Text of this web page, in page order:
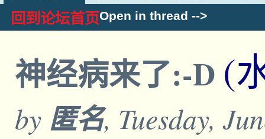
回到论坛首页Open in thread -->
神经病来了:-D (
by 匿名, Tuesday,